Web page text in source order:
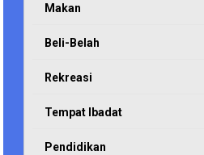
Makan
Beli-Belah
Rekreasi
Tempat Ibadat
Pendidikan